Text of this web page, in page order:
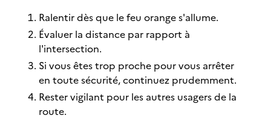
Ralentir dès que le feu orange s'allume.
Évaluer la distance par rapport à
l'intersection.
Si vous êtes trop proche pour vous arrêter
en toute sécurité, continuez prudemment.
Rester vigilant pour les autres usagers de la
route.